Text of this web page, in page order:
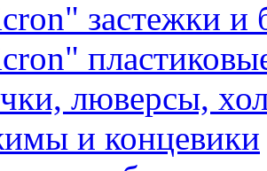
застежки и
люверсы,
и концевики